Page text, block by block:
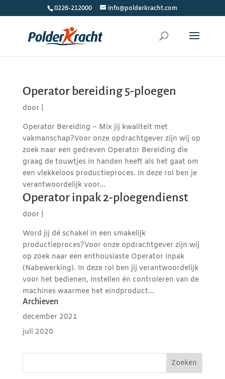
0226-212000 info@polderkracht.com
Operator bereiding 5-ploegen
door
Operator Bereiding – Mix jij kwaliteit met
vakmanschap?Voor onze opdrachtgever zijn wij op
zoek naar een gedreven Operator Bereiding die
graag de touwtjes in handen heeft als het gaat om
een vlekkeloos productieproces. In deze rol ben je
verantwoordelijk voor...
Operator inpak 2-ploegendienst
door
Word jij dé schakel in een smakelijk
productieproces?Voor onze opdrachtgever zijn wij
op zoek naar een enthousiaste Operator Inpak
(Nabewerking). In deze rol ben jij verantwoordelijk
voor het bedienen, instellen én controleren van de
machines waarmee het eindproduct...
Archieven
december 2021
juli 2020